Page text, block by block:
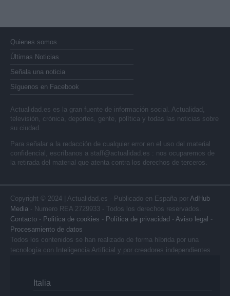
Quienes somos
Últimas Noticias
Señala una noticia
Síguenos en Facebook
Actualidad.es es la gran fuente de información social. Actualidad,
televisión, crónica, deportes, gente, política y todas las noticias sobre
su ciudad.
Para señalar a la redacción de cualquier error en el uso del material
confidencial, escríbanos a staff@actualidad.es : nos ocuparemos de
la retirada del material que atenta contra los derechos de terceros.
Copyright © 2024 | Actualidad.es - Publicado en España por AdHub
Media - Numero REA 2729933 - Todos los derechos reservados.
Contacto - Politica de cookies - Política de privacidad - Aviso legal -
Procesamiento de datos
Todos los contenidos se han realizado de forma híbrida por una
tecnología con Inteligencia Artificial y por creadores independientes
Italia